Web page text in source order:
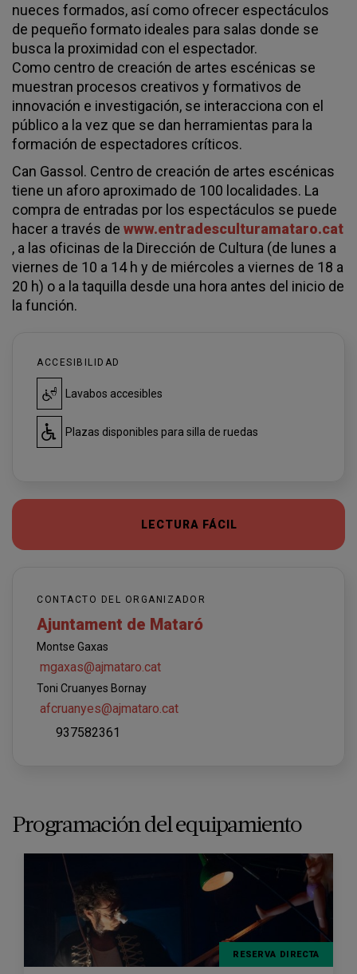
nueces formados, así como ofrecer espectáculos
de pequeño formato ideales para salas donde se
busca la proximidad con el espectador.
Como centro de creación de artes escénicas se
muestran procesos creativos y formativos de
innovación e investigación, se interacciona con el
público a la vez que se dan herramientas para la
formación de espectadores críticos.
Can Gassol. Centro de creación de artes escénicas
tiene un aforo aproximado de 100 localidades. La
compra de entradas por los espectáculos se puede
hacer a través de www.entradesculturamataro.cat
, a las oficinas de la Dirección de Cultura (de lunes a
viernes de 10 a 14 h y de miércoles a viernes de 18 a
20 h) o a la taquilla desde una hora antes del inicio de
la función.
ACCESIBILIDAD
Lavabos accesibles
Plazas disponibles para silla de ruedas
LECTURA FÁCIL
CONTACTO DEL ORGANIZADOR
Ajuntament de Mataró
Montse Gaxas
mgaxas@ajmataro.cat
Toni Cruanyes Bornay
afcruanyes@ajmataro.cat
937582361
Programación del equipamiento
RESERVA DIRECTA